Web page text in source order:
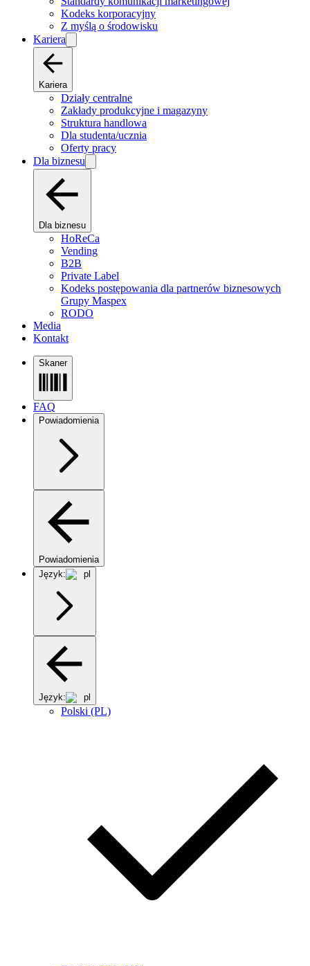
Kodeks korporacyjny
Z myślą o środowisku
Kariera
Kariera
Działy centralne
Zakłady produkcyjne i magazyny
Struktura handlowa
Dla studenta/ucznia
Oferty pracy
Dla biznesu
Dla biznesu
HoReCa
Vending
B2B
Private Label
Kodeks postępowania dla partnerów biznesowych
Grupy Maspex
RODO
Media
Kontakt
Skaner
FAQ
Powiadomienia
Powiadomienia
Język:
pl
Język: pl
Polski (PL)